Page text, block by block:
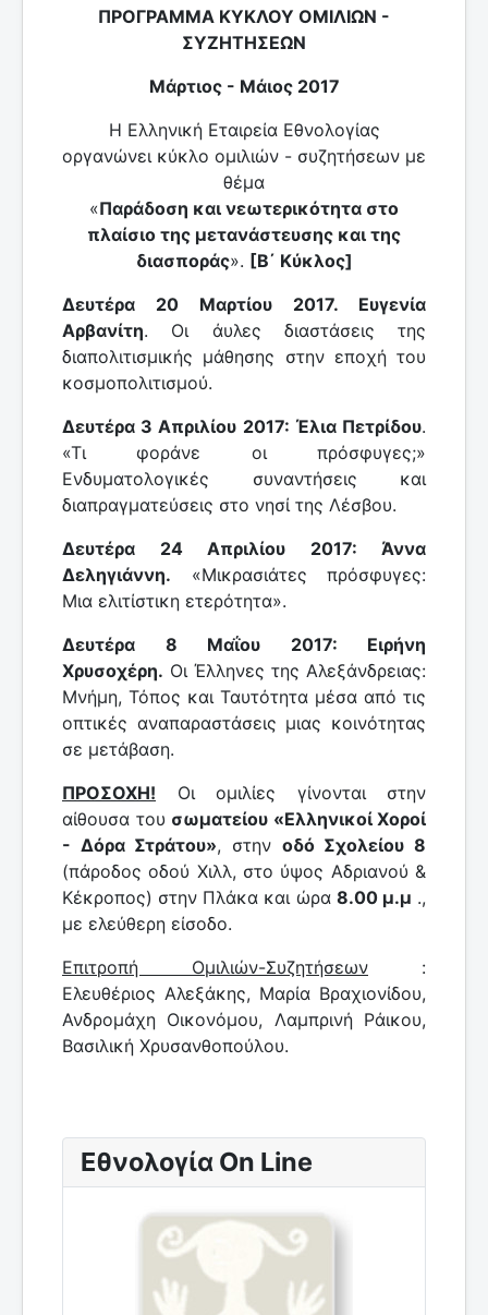
ΠΡΟΓΡΑΜΜΑ ΚΥΚΛΟΥ ΟΜΙΛΙΩΝ -
ΣΥΖΗΤΗΣΕΩΝ
Μάρτιος - Μάιος 2017
Η Ελληνική Εταιρεία Εθνολογίας
οργανώνει κύκλο ομιλιών - συζητήσεων με
θέμα
«Παράδοση και νεωτερικότητα στο
πλαίσιο της μετανάστευσης και της
διασποράς». [Β΄ Κύκλος]
Δευτέρα 20 Μαρτίου 2017. Ευγενία
Αρβανίτη. Οι άυλες διαστάσεις της
διαπολιτισμικής μάθησης στην εποχή του
κοσμοπολιτισμού.
Δευτέρα 3 Απριλίου 2017: Έλια Πετρίδου.
«Τι φοράνε οι πρόσφυγες;»
Ενδυματολογικές συναντήσεις και
διαπραγματεύσεις στο νησί της Λέσβου.
Δευτέρα 24 Απριλίου 2017: Άννα
Δεληγιάννη. «Μικρασιάτες πρόσφυγες:
Μια ελιτίστικη ετερότητα».
Δευτέρα 8 Μαΐου 2017: Ειρήνη
Χρυσοχέρη. Οι Έλληνες της Αλεξάνδρειας:
Μνήμη, Τόπος και Ταυτότητα μέσα από τις
οπτικές αναπαραστάσεις μιας κοινότητας
σε μετάβαση.
ΠΡΟΣΟΧΗ! Οι ομιλίες γίνονται στην
αίθουσα του σωματείου «Ελληνικοί Χοροί
- Δόρα Στράτου», στην οδό Σχολείου 8
(πάροδος οδού Χιλλ, στο ύψος Αδριανού &
Κέκροπος) στην Πλάκα και ώρα 8.00 μ.μ .,
με ελεύθερη είσοδο.
Επιτροπή Ομιλιών-Συζητήσεων :
Ελευθέριος Αλεξάκης, Μαρία Βραχιονίδου,
Ανδρομάχη Οικονόμου, Λαμπρινή Ράικου,
Βασιλική Χρυσανθοπούλου.
Εθνολογία On Line